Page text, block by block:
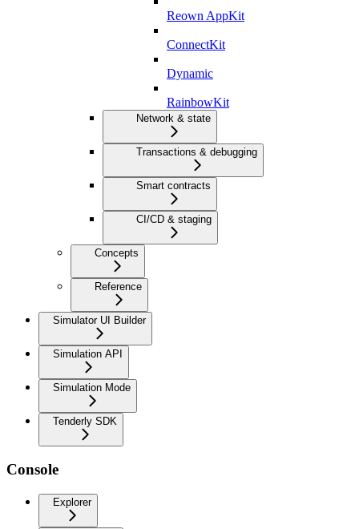
Reown AppKit
ConnectKit
Dynamic
RainbowKit
Network & state
Transactions & debugging
Smart contracts
CI/CD & staging
Concepts
Reference
Simulator UI Builder
Simulation API
Simulation Mode
Tenderly SDK
Console
Explorer